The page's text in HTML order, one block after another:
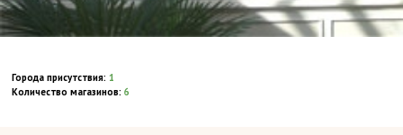
Города присутствия: 1
Количество магазинов: 6